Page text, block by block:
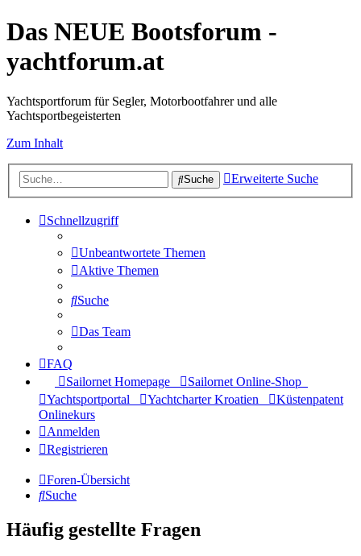
Das NEUE Bootsforum -
yachtforum.at
Yachtsportforum für Segler, Motorbootfahrer und alle
Yachtsportbegeisterten
Zum Inhalt
Suche Erweiterte Suche
Schnellzugriff
Unbeantwortete Themen
Aktive Themen
Suche
Das Team
FAQ
Sailornet Homepage
Sailornet Online-Shop
Yachtsportportal
Yachtcharter Kroatien
Küstenpatent
Onlinekurs
Anmelden
Registrieren
Foren-Übersicht
Suche
Häufig gestellte Fragen